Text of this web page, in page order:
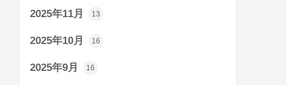
2025年11月 13
2025年10月 16
2025年9月 16